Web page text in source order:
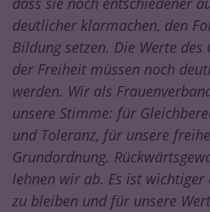
deutlicher klarmachen, den
Bildung setzen. Die Werte des
der Freiheit müssen noch
werden. Wir als
unsere Stimme: für
und Toleranz, für unsere
Grundordnung.
lehnen wir ab. Es ist
zu bleiben und für unsere